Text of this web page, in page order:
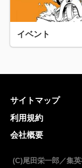
イベント
サイトマップ
利用規約
会社概要
(C)尾田栄一郎／集